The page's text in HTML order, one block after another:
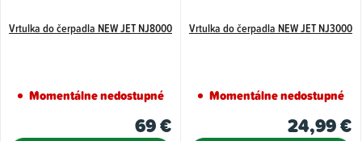
Vrtulka do čerpadla NEW JET NJ8000
Momentálne nedostupné
69 €
Vrtulka do čerpadla NEW JET NJ3000
Momentálne nedostupné
24,99 €